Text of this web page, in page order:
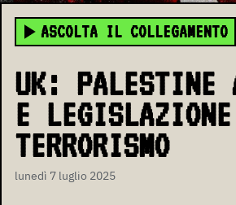
ASCOLTA IL COLLEGAMENTO
UK: PALESTINE
E
TERRORISMO
lunedì 7 luglio 2025